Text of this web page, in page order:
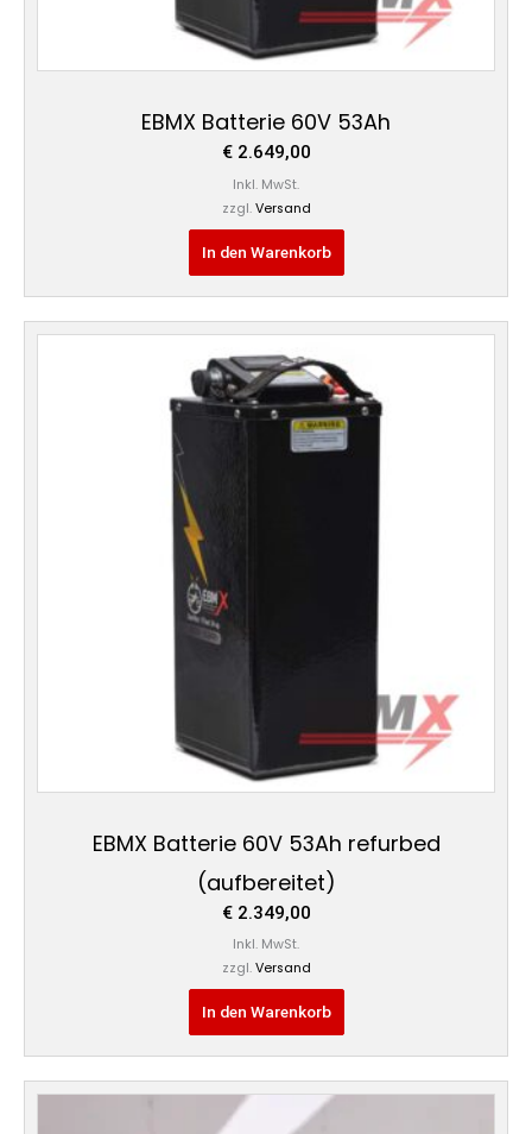
EBMX Batterie 60V 53Ah
€2.649,00
Inkl. MwSt.
zzgl. Versand
In den Warenkorb
EBMX Batterie 60V 53Ah refurbed
(aufbereitet)
€2.349,00
Inkl. MwSt.
zzgl. Versand
In den Warenkorb